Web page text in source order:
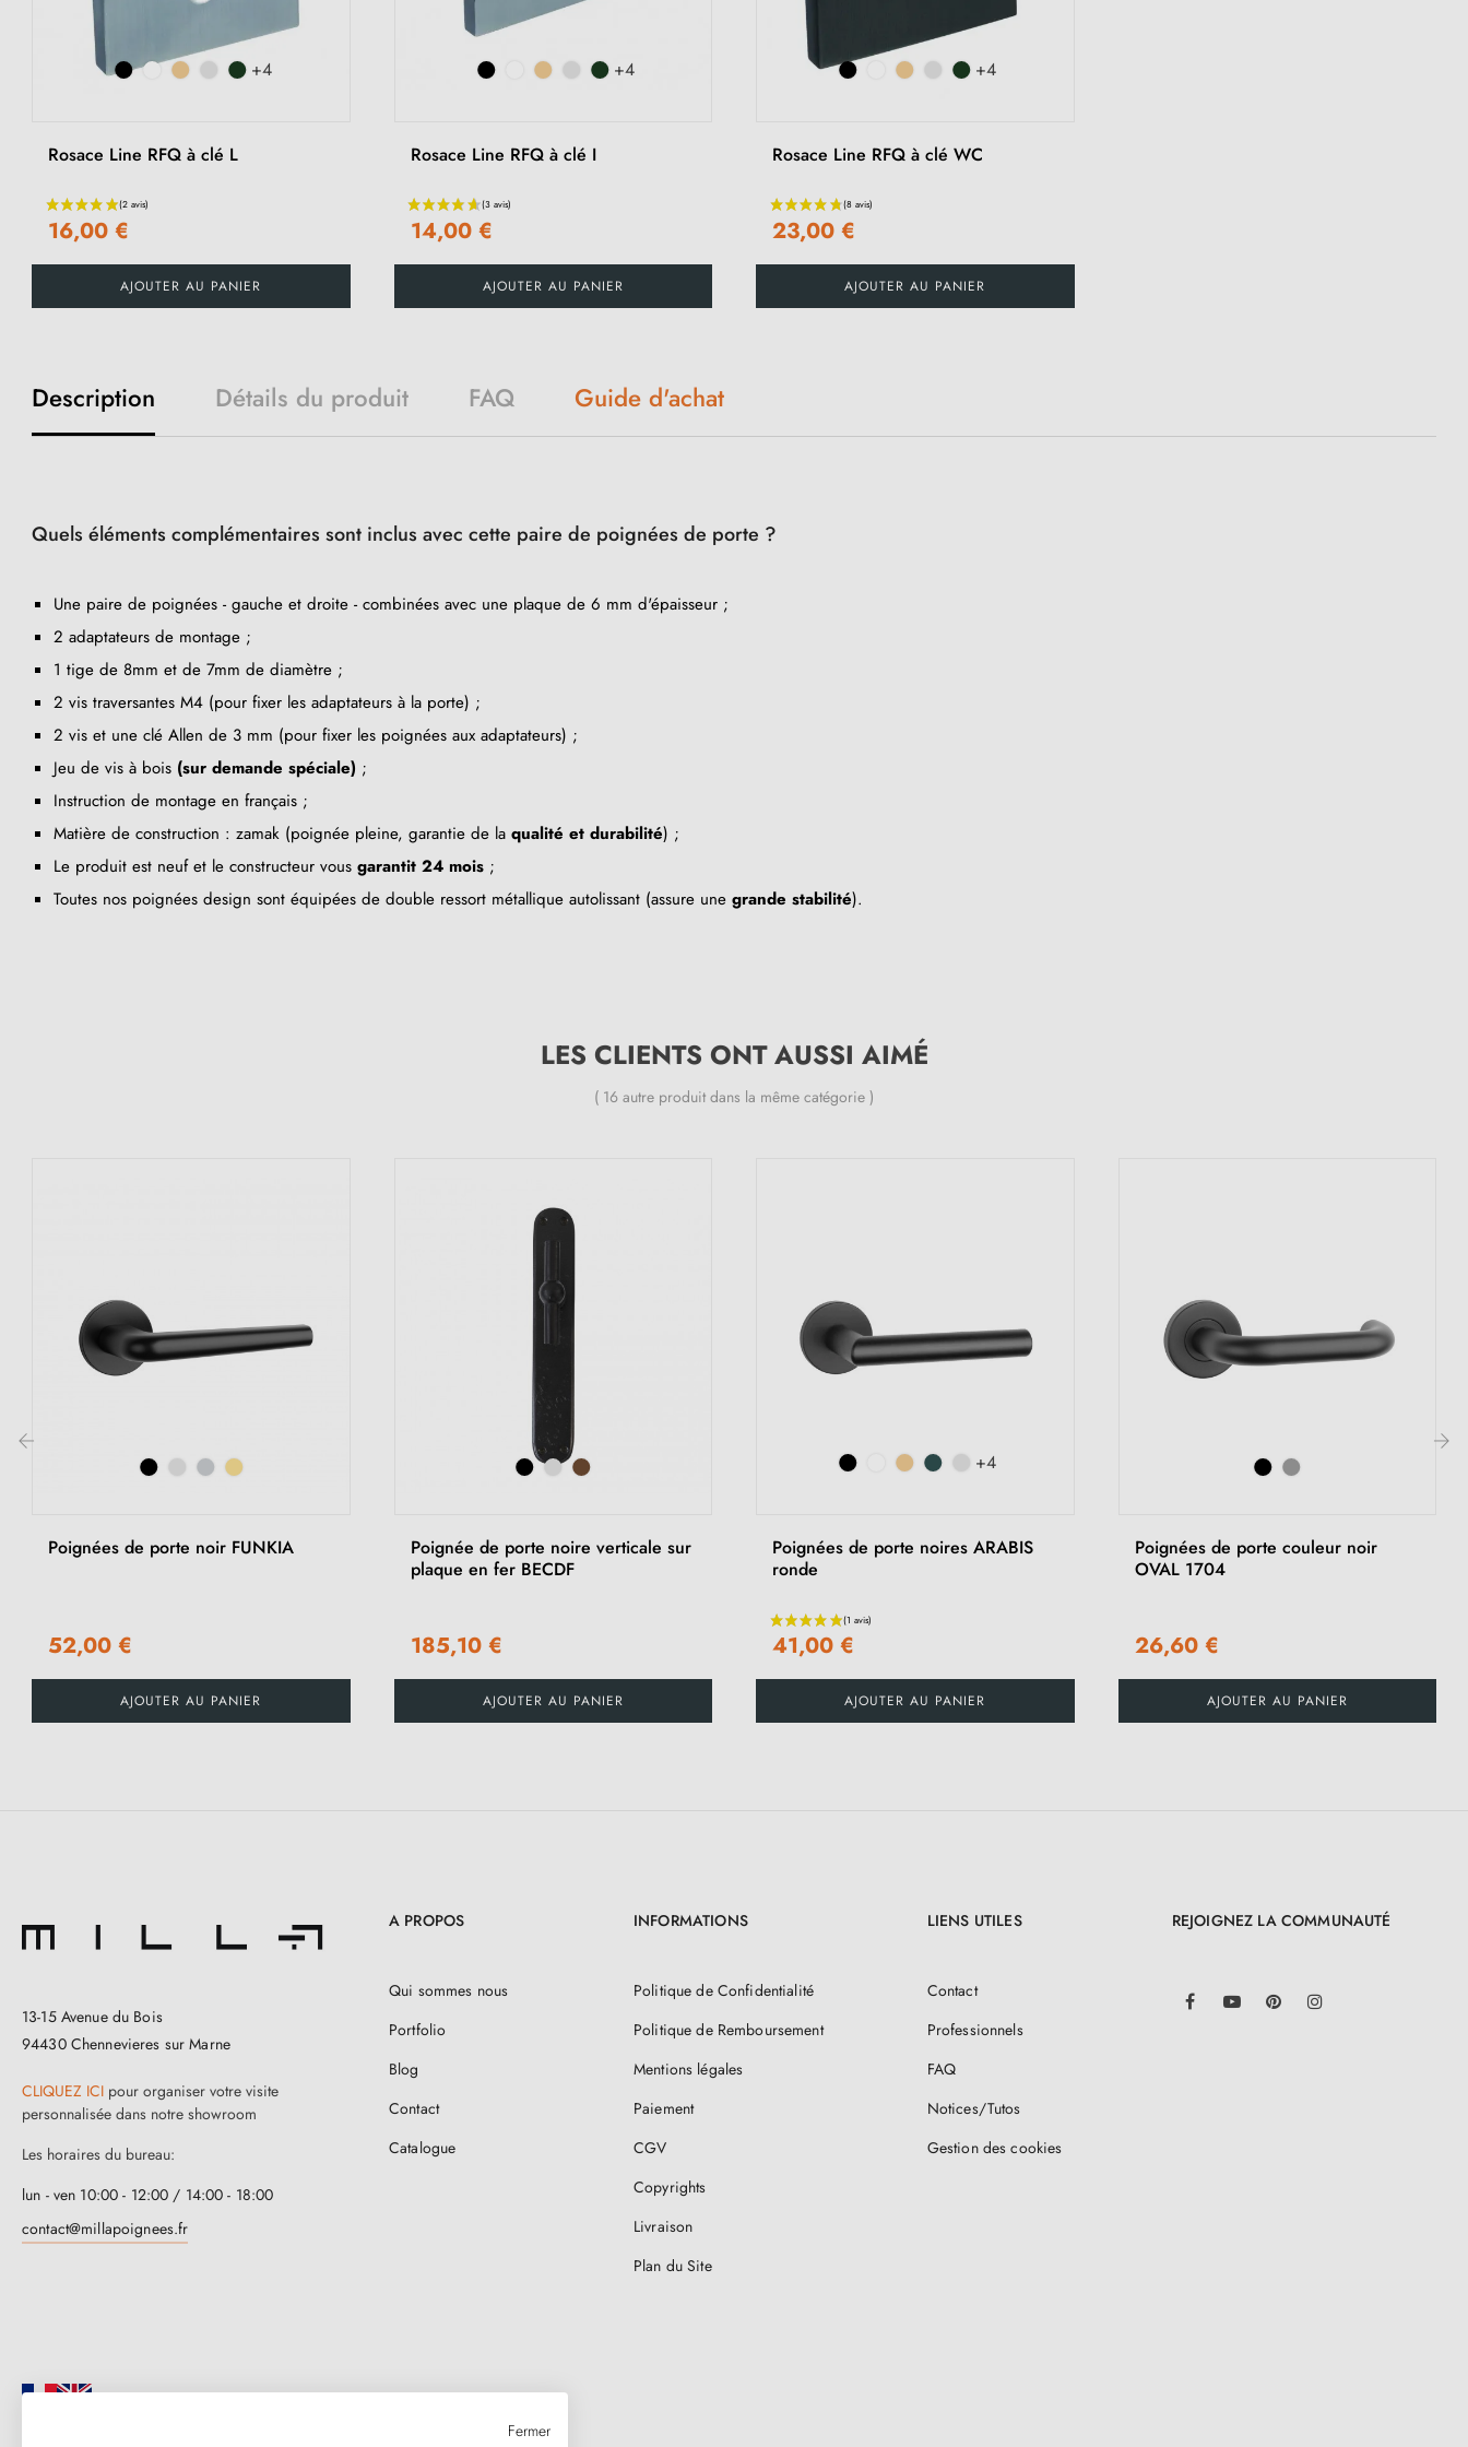
+4
Rosace Line RFQ à clé L
16,00 €
AJOUTER AU PANIER
+4
Rosace Line RFQ à clé I
14,00 €
AJOUTER AU PANIER
+4
Rosace Line RFQ à clé WC
23,00 €
AJOUTER AU PANIER
Description Détails du produit FAQ Guide d'achat
Quels éléments complémentaires sont inclus avec cette paire de poignées de porte ?
Une paire de poignées - gauche et droite - combinées avec une plaque de 6 mm d'épaisseur ;
2 adaptateurs de montage ;
1 tige de 8mm et de 7mm de diamètre ;
2 vis traversantes M4 (pour fixer les adaptateurs à la porte) ;
2 vis et une clé Allen de 3 mm (pour fixer les poignées aux adaptateurs) ;
Jeu de vis à bois (sur demande spéciale) ;
Instruction de montage en français ;
Matière de construction : zamak (poignée pleine, garantie de la qualité et durabilité) ;
Le produit est neuf et le constructeur vous garantit 24 mois ;
Toutes nos poignées design sont équipées de double ressort métallique autolissant (assure une grande stabilité).
LES CLIENTS ONT AUSSI AIMÉ
( 16 autre produit dans la même catégorie )
Poignées de porte noir FUNKIA
52,00 €
AJOUTER AU PANIER
Poignée de porte noire verticale sur
plaque en fer BECDF
185,10 €
AJOUTER AU PANIER
+4
Poignées de porte noires ARABIS
ronde
41,00 €
AJOUTER AU PANIER
Poignées de porte couleur noir
OVAL 1704
26,60 €
AJOUTER AU PANIER
13-15 Avenue du Bois
94430 Chennevieres sur Marne
CLIQUEZ ICI pour organiser votre visite
personnalisée dans notre showroom
Les horaires du bureau:
lun - ven 10:00 - 12:00 / 14:00 - 18:00
contact@millapoignees.fr
A PROPOS
Qui sommes nous
Portfolio
Blog
Contact
Catalogue
INFORMATIONS
Politique de Confidentialité
Politique de Remboursement
Mentions légales
Paiement
CGV
Copyrights
Livraison
Plan du Site
LIENS UTILES
Contact
Professionnels
FAQ
Notices/Tutos
Gestion des cookies
REJOIGNEZ LA COMMUNAUTÉ
FacebookYouTube Pinterest
Fermer